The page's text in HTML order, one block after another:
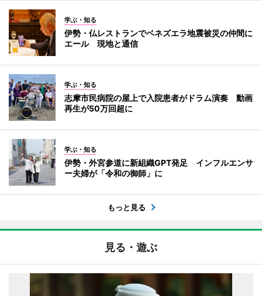
学ぶ・知る
伊勢・仏レストランでベネズエラ地震被災の仲間に
エール 現地と通信
学ぶ・知る
志摩市民病院の屋上で入院患者がドラム演奏 動画
再生が50万回超に
学ぶ・知る
伊勢・外宮参道に新組織GPT発足 インフルエンサ
ー夫婦が「令和の御師」に
もっと見る
見る・遊ぶ